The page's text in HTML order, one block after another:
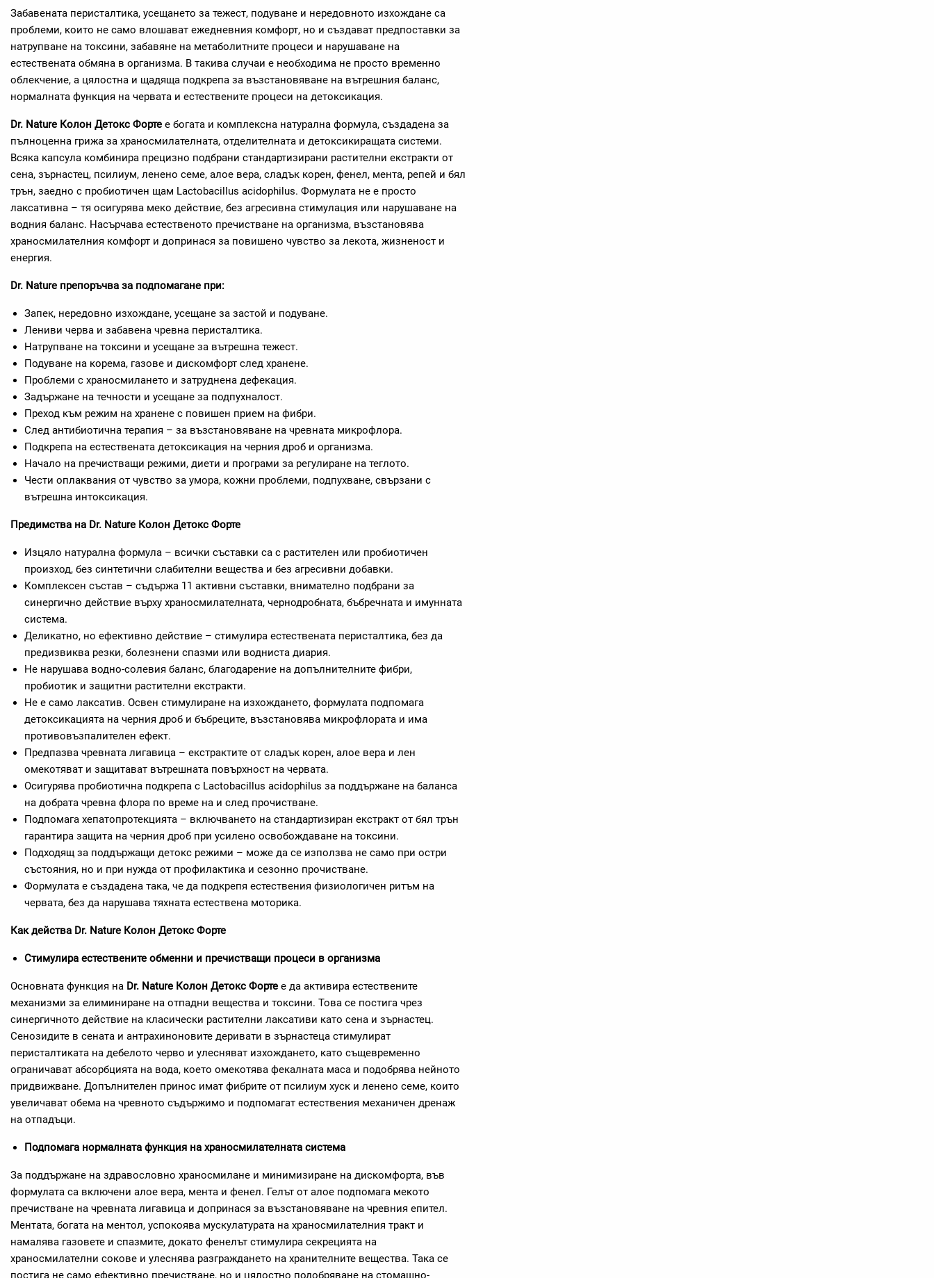
Забавената перисталтика, усещането за тежест, подуване и нередовното изхождане са
проблеми, които не само влошават ежедневния комфорт, но и създават предпоставки за
натрупване на токсини, забавяне на метаболитните процеси и нарушаване на
естествената обмяна в организма. В такива случаи е необходима не просто временно
облекчение, а цялостна и щадяща подкрепа за възстановяване на вътрешния баланс,
нормалната функция на червата и естествените процеси на детоксикация.
Dr. Nature Колон Детокс Форте е богата и комплексна натурална формула, създадена за
пълноценна грижа за храносмилателната, отделителната и детоксикиращата системи.
Всяка капсула комбинира прецизно подбрани стандартизирани растителни екстракти от
сена, зърнастец, псилиум, ленено семе, алое вера, сладък корен, фенел, мента, репей и бял
трън, заедно с пробиотичен щам Lactobacillus acidophilus. Формулата не е просто
лаксативна – тя осигурява меко действие, без агресивна стимулация или нарушаване на
водния баланс. Насърчава естественото пречистване на организма, възстановява
храносмилателния комфорт и допринася за повишено чувство за лекота, жизненост и
енергия.
Dr. Nature препоръчва за подпомагане при:
Запек, нередовно изхождане, усещане за застой и подуване.
Лениви черва и забавена чревна перисталтика.
Натрупване на токсини и усещане за вътрешна тежест.
Подуване на корема, газове и дискомфорт след хранене.
Проблеми с храносмилането и затруднена дефекация.
Задържане на течности и усещане за подпухналост.
Преход към режим на хранене с повишен прием на фибри.
След антибиотична терапия – за възстановяване на чревната микрофлора.
Подкрепа на естествената детоксикация на черния дроб и организма.
Начало на пречистващи режими, диети и програми за регулиране на теглото.
Чести оплаквания от чувство за умора, кожни проблеми, подпухване, свързани с
вътрешна интоксикация.
Предимства на Dr. Nature Колон Детокс Форте
Изцяло натурална формула – всички съставки са с растителен или пробиотичен
произход, без синтетични слабителни вещества и без агресивни добавки.
Комплексен състав – съдържа 11 активни съставки, внимателно подбрани за
синергично действие върху храносмилателната, чернодробната, бъбречната и имунната
система.
Деликатно, но ефективно действие – стимулира естествената перисталтика, без да
предизвиква резки, болезнени спазми или водниста диария.
Не нарушава водно-солевия баланс, благодарение на допълнителните фибри,
пробиотик и защитни растителни екстракти.
Не е само лаксатив. Освен стимулиране на изхождането, формулата подпомага
детоксикацията на черния дроб и бъбреците, възстановява микрофлората и има
противовъзпалителен ефект.
Предпазва чревната лигавица – екстрактите от сладък корен, алое вера и лен
омекотяват и защитават вътрешната повърхност на червата.
Осигурява пробиотична подкрепа с Lactobacillus acidophilus за поддържане на баланса
на добрата чревна флора по време на и след прочистване.
Подпомага хепатопротекцията – включването на стандартизиран екстракт от бял трън
гарантира защита на черния дроб при усилено освобождаване на токсини.
Подходящ за поддържащи детокс режими – може да се използва не само при остри
състояния, но и при нужда от профилактика и сезонно прочистване.
Формулата е създадена така, че да подкрепя естествения физиологичен ритъм на
червата, без да нарушава тяхната естествена моторика.
Как действа Dr. Nature Колон Детокс Форте
Стимулира естествените обменни и пречистващи процеси в организма
Основната функция на Dr. Nature Колон Детокс Форте е да активира естествените
механизми за елиминиране на отпадни вещества и токсини. Това се постига чрез
синергичното действие на класически растителни лаксативи като сена и зърнастец.
Сенозидите в сената и антрахиноновите деривати в зърнастеца стимулират
перисталтиката на дебелото черво и улесняват изхождането, като същевременно
ограничават абсорбцията на вода, което омекотява фекалната маса и подобрява нейното
придвижване. Допълнителен принос имат фибрите от псилиум хуск и ленено семе, които
увеличават обема на чревното съдържимо и подпомагат естествения механичен дренаж
на отпадъци.
Подпомага нормалната функция на храносмилателната система
За поддържане на здравословно храносмилане и минимизиране на дискомфорта, във
формулата са включени алое вера, мента и фенел. Гелът от алое подпомага мекото
пречистване на чревната лигавица и допринася за възстановяване на чревния епител.
Ментата, богата на ментол, успокоява мускулатурата на храносмилателния тракт и
намалява газовете и спазмите, докато фенелът стимулира секрецията на
храносмилателни сокове и улеснява разграждането на хранителните вещества. Така се
постига не само ефективно пречистване, но и цялостно подобряване на стомашно-